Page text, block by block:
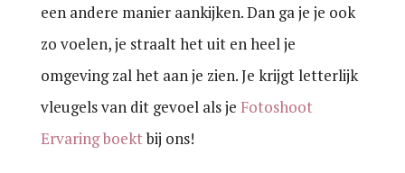
een andere manier aankijken. Dan ga je je ook
zo voelen, je straalt het uit en heel je
omgeving zal het aan je zien. Je krijgt letterlijk
vleugels van dit gevoel als je Fotoshoot
Ervaring boektbij ons!